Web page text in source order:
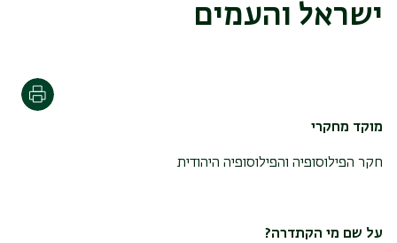
ישראל והעמים
מוקד מחקרי
חקר הפילוסופיה והפילוסופיה היהודית
על שם מי הקתדרה?